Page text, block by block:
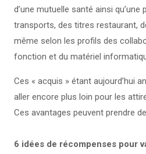
d’une mutuelle santé ainsi
transports, des titres restaurant,
même selon les profils des
fonction et du matériel
Ces « acquis » étant aujourd’hui
aller encore plus loin pour les
Ces avantages peuvent prendre
6 idées de récompenses pour